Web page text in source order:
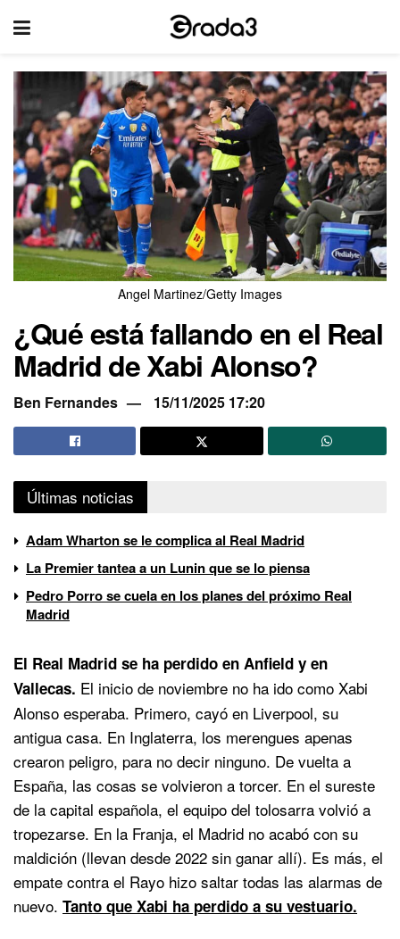
Angel Martinez/Getty Images
¿Qué está fallando en el Real
Madrid de Xabi Alonso?
Ben Fernandes 15/11/2025 17:20
Últimas noticias
Adam Wharton se le complica al Real Madrid
La Premier tantea a un Lunin que se lo piensa
Pedro Porro se cuela en los planes del próximo Real
Madrid
El Real Madrid se ha perdido en Anfield y en
Vallecas. El inicio de noviembre no ha ido como Xabi
Alonso esperaba. Primero, cayó en Liverpool, su
antigua casa. En Inglaterra, los merengues apenas
crearon peligro, para no decir ninguno. De vuelta a
España, las cosas se volvieron a torcer. En el sureste
de la capital española, el equipo del tolosarra volvió a
tropezarse. En la Franja, el Madrid no acabó con su
maldición (llevan desde 2022 sin ganar allí). Es más, el
empate contra el Rayo hizo saltar todas las alarmas de
nuevo. Tanto que Xabi ha perdido a su vestuario.